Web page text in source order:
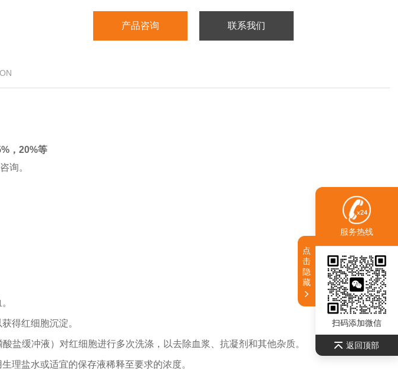
产品咨询 联系我们
，20%等
询。
得红细胞沉淀。
酸盐缓冲液）对红细胞进行多次洗涤，以去除血浆、抗凝剂和其他杂质。
理盐水或适宜的保存液稀释至要求的浓度。
服务热线
扫码添加微信
返回顶部
点
击
隐
藏